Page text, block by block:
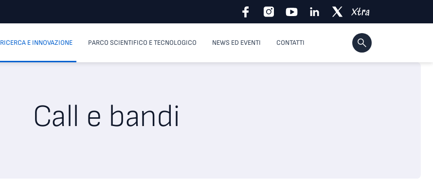
RICERCA E INNOVAZIONE PARCO SCIENTIFICO E TECNOLOGICO NEWS ED EVENTI CONTATTI
Call e bandi